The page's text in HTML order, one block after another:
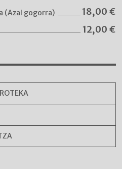
(Azal gogorra) 18,00 €
12,00 €